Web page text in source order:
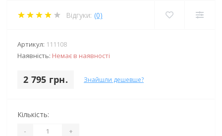
Відгуки: (0)
Артикул: 111108
Наявність: Немає в наявності
2 795 грн. Знайшли дешевше?
Кількість:
- +